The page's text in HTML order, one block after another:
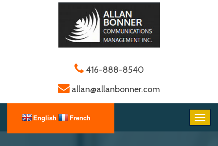
416-888-8540
allan@allanbonner.com